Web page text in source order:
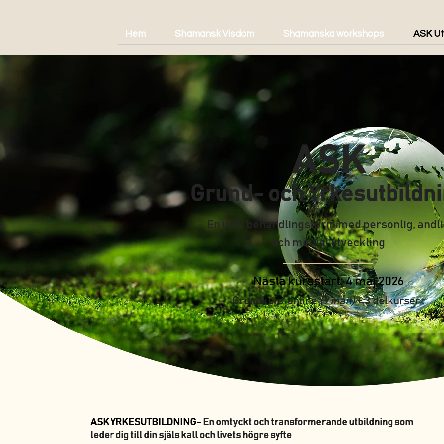
Hem Shamansk Visdom Shamanska workshops ASK
ASK
Grund- och
En unik behandlingsform med personlig,
och medial utveckling
Nästa kursstart: 4 maj 2026
Grundkurs online(9 mån)+ 3 delkurser :
ASK YRKESUTBILDNING- En omtyckt och transformerande utbildning som
leder dig till din själs kall och livets högre syfte